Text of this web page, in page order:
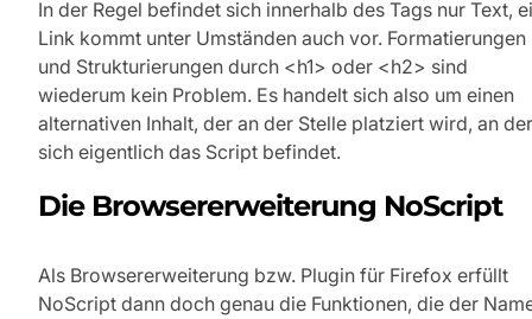
In der Regel befindet sich innerhalb des Tags nur Text,
Link kommt unter Umständen auch vor. Formatierungen
und Strukturierungen durch <h1> oder <h2> sind
wiederum kein Problem. Es handelt sich also um einen
alternativen Inhalt, der an der Stelle platziert wird, an der
sich eigentlich das Script befindet.
Die Browsererweiterung NoScript
Als Browsererweiterung bzw. Plugin für Firefox erfüllt
NoScript dann doch genau die Funktionen, die der